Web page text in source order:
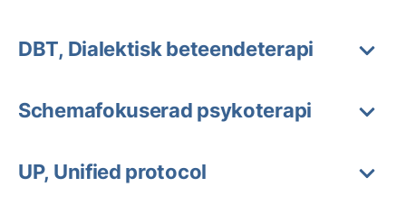
DBT, Dialektisk beteendeterapi
Schemafokuserad psykoterapi
UP, Unified protocol